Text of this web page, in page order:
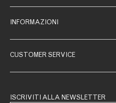
INFORMAZIONI
CUSTOMER SERVICE
ISCRIVITI ALLA NEWSLETTER